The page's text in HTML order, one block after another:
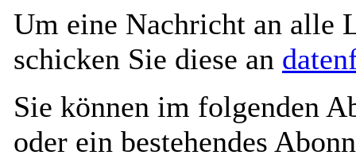
Um eine Nachricht an alle
schicken Sie diese an
Sie können im folgenden
oder ein bestehendes